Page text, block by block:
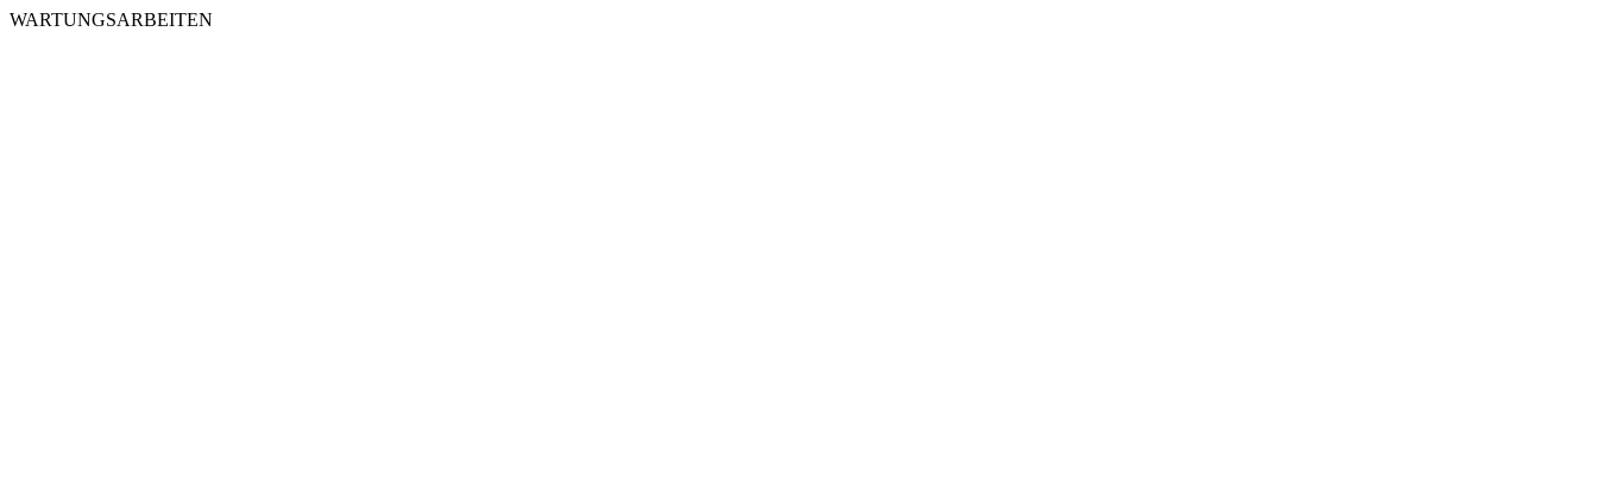
WARTUNGSARBEITEN